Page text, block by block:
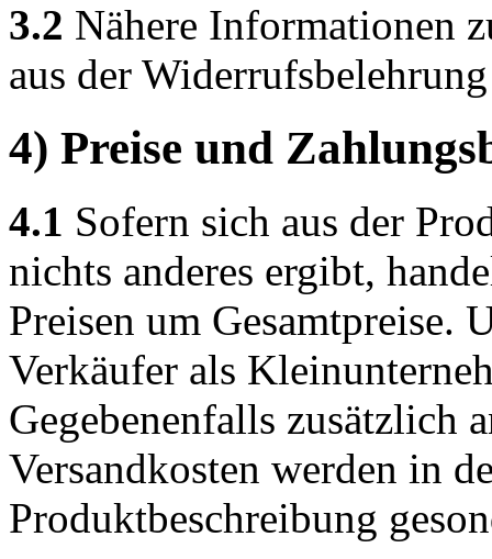
3.2 Nähere Informationen
aus der
4) Preise und
4.1 Sofern sich aus der
nichts anderes ergibt,
Preisen um Gesamtpreise.
Verkäufer als
Gegebenenfalls zusätzlich
Versandkosten werden in
Produktbeschreibung